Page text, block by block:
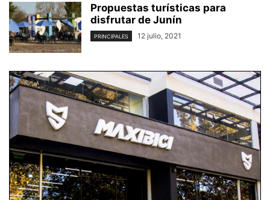
Propuestas turísticas para
disfrutar de Junín
PRINCIPALES 12 julio, 2021